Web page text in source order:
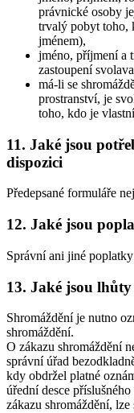
právnické osoby
trvalý pobyt toho,
jménem),
jméno, příjmení a
zastoupení
má-li se
prostranství, je
toho, kdo je
11. Jaké jsou
dispozici
Předepsané formuláře
12. Jaké jsou
Správní ani jiné
13. Jaké jsou
Shromáždění je nutno
shromáždění.
O zákazu shromáždění
správní úřad
kdy obdržel platné
úřední desce
zákazu shromáždění,